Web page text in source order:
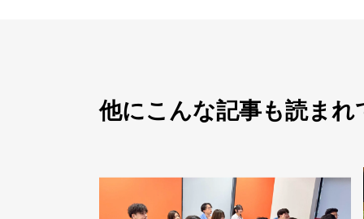
他にこんな記事も読ま